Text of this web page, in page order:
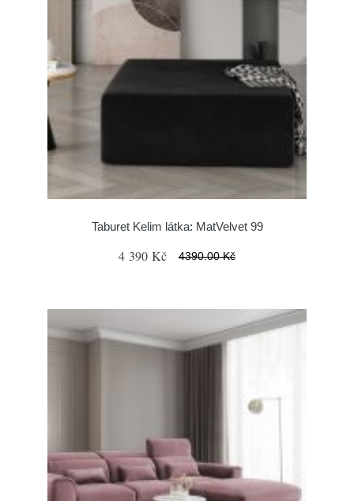
Taburet Kelim látka: MatVelvet 99
4 390 Kč 4390.00 Kč